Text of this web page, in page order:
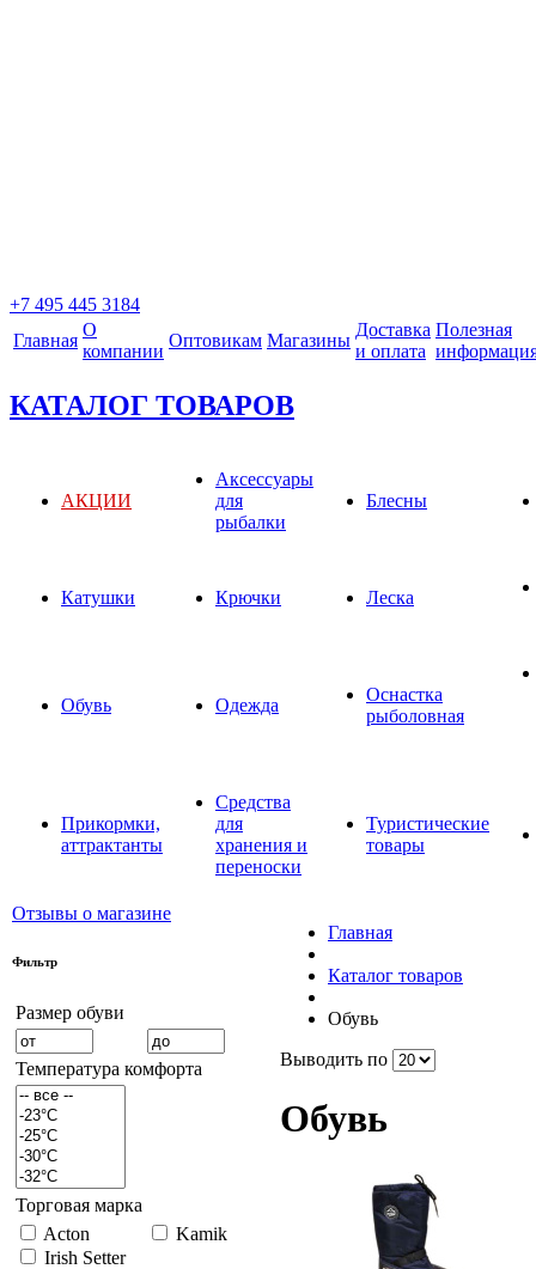
+7 495 445 3184
Главная
О
компании
Оптовикам Магазины
Доставка
и оплата
Полезная
КАТАЛОГ ТОВАРОВ
АКЦИИ
Аксессуары
для
рыбалки
Блесны
Катушки Крючки Леска
Обувь Одежда
Оснастка
рыболовная
Прикормки,
аттрактанты
Средства
для
хранения и
переноски
Туристические
товары
Отзывы о магазине
Фильтр
Размер обуви
Температура комфорта
Торговая марка
Acton
Irish Setter
Kamik
Главная
Каталог товаров
Обувь
Выводить по
Обувь